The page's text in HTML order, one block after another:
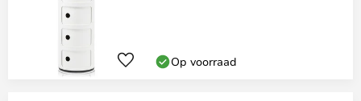
Op voorraad